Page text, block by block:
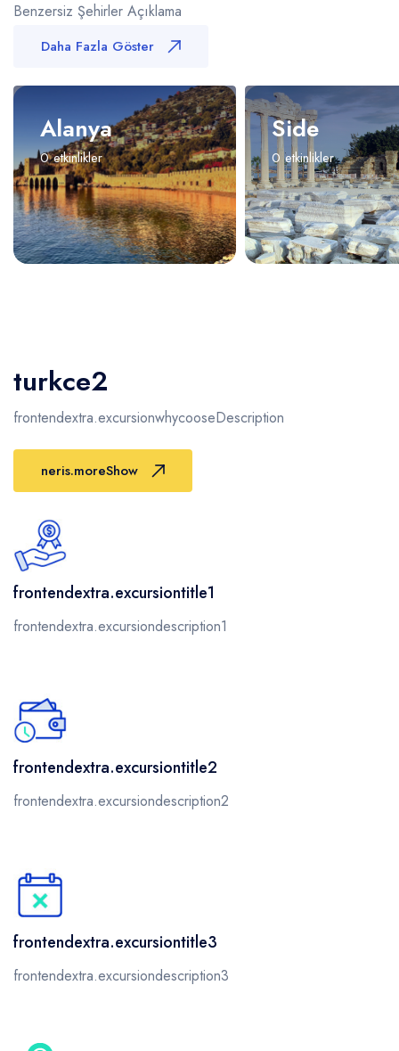
Benzersiz Şehirler Açıklama
Daha Fazla Göster
Alanya
0 etkinlikler
Side
0 etkinlikler
turkce2
frontendextra.excursionwhycooseDescription
neris.moreShow
frontendextra.excursiontitle1
frontendextra.excursiondescription1
frontendextra.excursiontitle2
frontendextra.excursiondescription2
frontendextra.excursiontitle3
frontendextra.excursiondescription3